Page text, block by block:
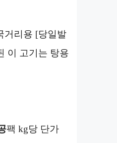
거리용 [당일발
이 고기는 탕용
팩 kg당 단가